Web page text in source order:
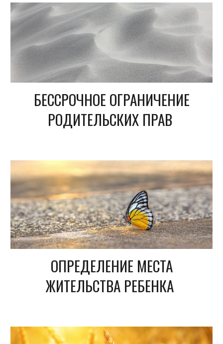
БЕССРОЧНОЕ ОГРАНИЧЕНИЕ
РОДИТЕЛЬСКИХ ПРАВ
ОПРЕДЕЛЕНИЕ МЕСТА
ЖИТЕЛЬСТВА РЕБЕНКА